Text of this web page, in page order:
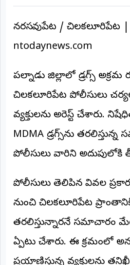
భక్తి
జాతీయం
అంతర్జాతీయం
ఆర్టీఐ
(REPORTERS
DESK)
మా
రిపోర్టర్లు
రిపోర్టర్‌గా
నరసరావుపేట / చిలకలూరిపేట |
ntodaynews.com
పల్నాడు జిల్లాలో డ్రగ్స్
చిలకలూరిపేట పోలీసులు
వ్యక్తులను అరెస్ట్ చేశారు.
MDMA డ్రగ్స్‌ను
పోలీసులు వారిని అదుపులోకి
పోలీసులు తెలిపిన వివరాల
నుంచి చిలకలూరిపేట ప్రాంతానికి
తరలిస్తున్నారనే సమాచారం
ఏర్పాటు చేశారు. ఈ క్రమంలో
ప్రయాణిస్తున్న వ్యక్తులను